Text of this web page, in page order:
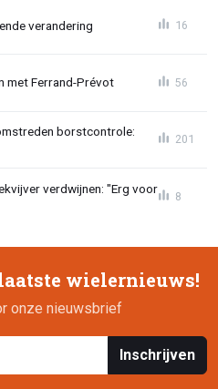
verandering 16
met Ferrand-Prévot 56
borstcontrole:
201
verdwijnen: "Erg voor
8
wielernieuws!
onze nieuwsbrief
Inschrijven